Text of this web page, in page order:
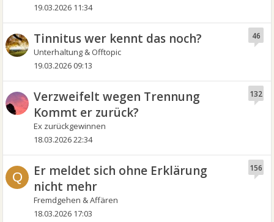
19.03.2026 11:34
Tinnitus wer kennt das noch?
Unterhaltung & Offtopic
46
19.03.2026 09:13
Verzweifelt wegen Trennung
Kommt er zurück?
Ex zurückgewinnen
132
18.03.2026 22:34
Q
Er meldet sich ohne Erklärung
nicht mehr
Fremdgehen & Affären
156
18.03.2026 17:03